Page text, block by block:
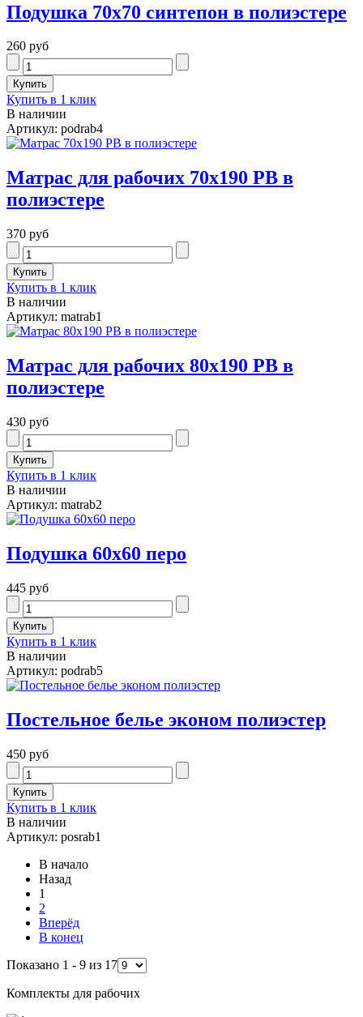
Подушка 70х70 синтепон в полиэстере
260 руб
Купить в 1 клик
В наличии
Артикул: podrab4
Матрас для рабочих 70х190 РВ в
полиэстере
370 руб
Купить в 1 клик
В наличии
Артикул: matrab1
Матрас для рабочих 80х190 РВ в
полиэстере
430 руб
Купить в 1 клик
В наличии
Артикул: matrab2
Подушка 60х60 перо
445 руб
Купить в 1 клик
В наличии
Артикул: podrab5
Постельное белье эконом полиэстер
450 руб
Купить в 1 клик
В наличии
Артикул: posrab1
В начало
Назад
1
2
Вперёд
В конец
Показано 1 - 9 из 17
Комплекты для рабочих